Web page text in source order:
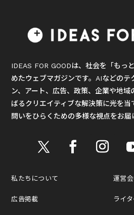
IDEAS FOR GOODは、社会を「もっ
めたウェブマガジンです。AIなどのテ
ン、アート、広告、政策、企業や地域
ばるクリエイティブな解決策に光を
問いをひらくための多様な視点をお届
私たちについて
広告掲載
運営
ライ